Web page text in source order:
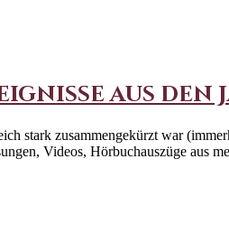
aus den
stark zusammengekürzt war
Videos, Hörbuchauszüge aus